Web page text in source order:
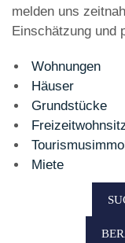
melden uns
Einschätzung und
Wohnungen
Häuser
Grundstücke
Miete